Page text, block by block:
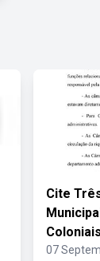
Cite
Coloniais
07